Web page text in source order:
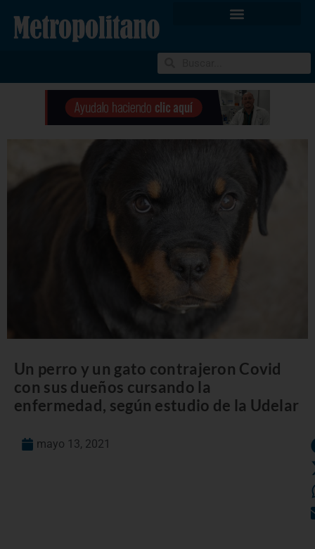
Un perro y un gato contrajeron Covid
con sus dueños cursando la
enfermedad, según estudio de la Udelar
mayo 13, 2021